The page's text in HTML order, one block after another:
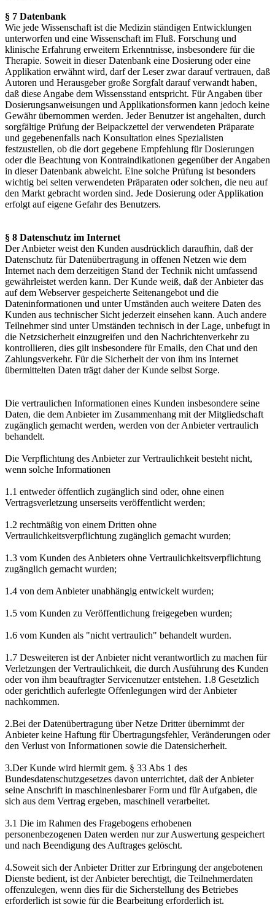
§ 7 Datenbank
Wie jede Wissenschaft ist die Medizin ständigen Entwicklungen
unterworfen und eine Wissenschaft im Fluß. Forschung und
klinische Erfahrung erweitern Erkenntnisse, insbesondere für die
Therapie. Soweit in dieser Datenbank eine Dosierung oder eine
Applikation erwähnt wird, darf der Leser zwar darauf vertrauen, daß
Autoren und Herausgeber große Sorgfalt darauf verwandt haben,
daß diese Angabe dem Wissensstand entspricht. Für Angaben über
Dosierungsanweisungen und Applikationsformen kann jedoch keine
Gewähr übernommen werden. Jeder Benutzer ist angehalten, durch
sorgfältige Prüfung der Beipackzettel der verwendeten Präparate
und gegebenenfalls nach Konsultation eines Spezialisten
festzustellen, ob die dort gegebene Empfehlung für Dosierungen
oder die Beachtung von Kontraindikationen gegenüber der Angaben
in dieser Datenbank abweicht. Eine solche Prüfung ist besonders
wichtig bei selten verwendeten Präparaten oder solchen, die neu auf
den Markt gebracht worden sind. Jede Dosierung oder Applikation
erfolgt auf eigene Gefahr des Benutzers.
§ 8 Datenschutz im Internet
Der Anbieter weist den Kunden ausdrücklich daraufhin, daß der
Datenschutz für Datenübertragung in offenen Netzen wie dem
Internet nach dem derzeitigen Stand der Technik nicht umfassend
gewährleistet werden kann. Der Kunde weiß, daß der Anbieter das
auf dem Webserver gespeicherte Seitenangebot und die
Dateninformationen und unter Umständen auch weitere Daten des
Kunden aus technischer Sicht jederzeit einsehen kann. Auch andere
Teilnehmer sind unter Umständen technisch in der Lage, unbefugt in
die Netzsicherheit einzugreifen und den Nachrichtenverkehr zu
kontrollieren, dies gilt insbesondere für Emails, den Chat und den
Zahlungsverkehr. Für die Sicherheit der von ihm ins Internet
übermittelten Daten trägt daher der Kunde selbst Sorge.
Die vertraulichen Informationen eines Kunden insbesondere seine
Daten, die dem Anbieter im Zusammenhang mit der Mitgliedschaft
zugänglich gemacht werden, werden von der Anbieter vertraulich
behandelt.
Die Verpflichtung des Anbieter zur Vertraulichkeit besteht nicht,
wenn solche Informationen
1.1 entweder öffentlich zugänglich sind oder, ohne einen
Vertragsverletzung unserseits veröffentlicht werden;
1.2 rechtmäßig von einem Dritten ohne
Vertraulichkeitsverpflichtung zugänglich gemacht wurden;
1.3 vom Kunden des Anbieters ohne Vertraulichkeitsverpflichtung
zugänglich gemacht wurden;
1.4 von dem Anbieter unabhängig entwickelt wurden;
1.5 vom Kunden zu Veröffentlichung freigegeben wurden;
1.6 vom Kunden als "nicht vertraulich" behandelt wurden.
1.7 Desweiteren ist der Anbieter nicht verantwortlich zu machen für
Verletzungen der Vertraulichkeit, die durch Ausführung des Kunden
oder von ihm beauftragter Servicenutzer entstehen. 1.8 Gesetzlich
oder gerichtlich auferlegte Offenlegungen wird der Anbieter
nachkommen.
2.Bei der Datenübertragung über Netze Dritter übernimmt der
Anbieter keine Haftung für Übertragungsfehler, Veränderungen oder
den Verlust von Informationen sowie die Datensicherheit.
3.Der Kunde wird hiermit gem. § 33 Abs 1 des
Bundesdatenschutzgesetzes davon unterrichtet, daß der Anbieter
seine Anschrift in maschinenlesbarer Form und für Aufgaben, die
sich aus dem Vertrag ergeben, maschinell verarbeitet.
3.1 Die im Rahmen des Fragebogens erhobenen
personenbezogenen Daten werden nur zur Auswertung gespeichert
und nach Beendigung des Auftrages gelöscht.
4.Soweit sich der Anbieter Dritter zur Erbringung der angebotenen
Dienste bedient, ist der Anbieter berechtigt, die Teilnehmerdaten
offenzulegen, wenn dies für die Sicherstellung des Betriebes
erforderlich ist sowie für die Bearbeitung erforderlich ist.